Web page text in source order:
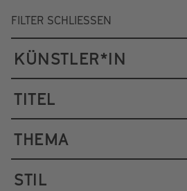
FILTER SCHLIESSEN
KÜNSTLER*IN
TITEL
THEMA
STIL